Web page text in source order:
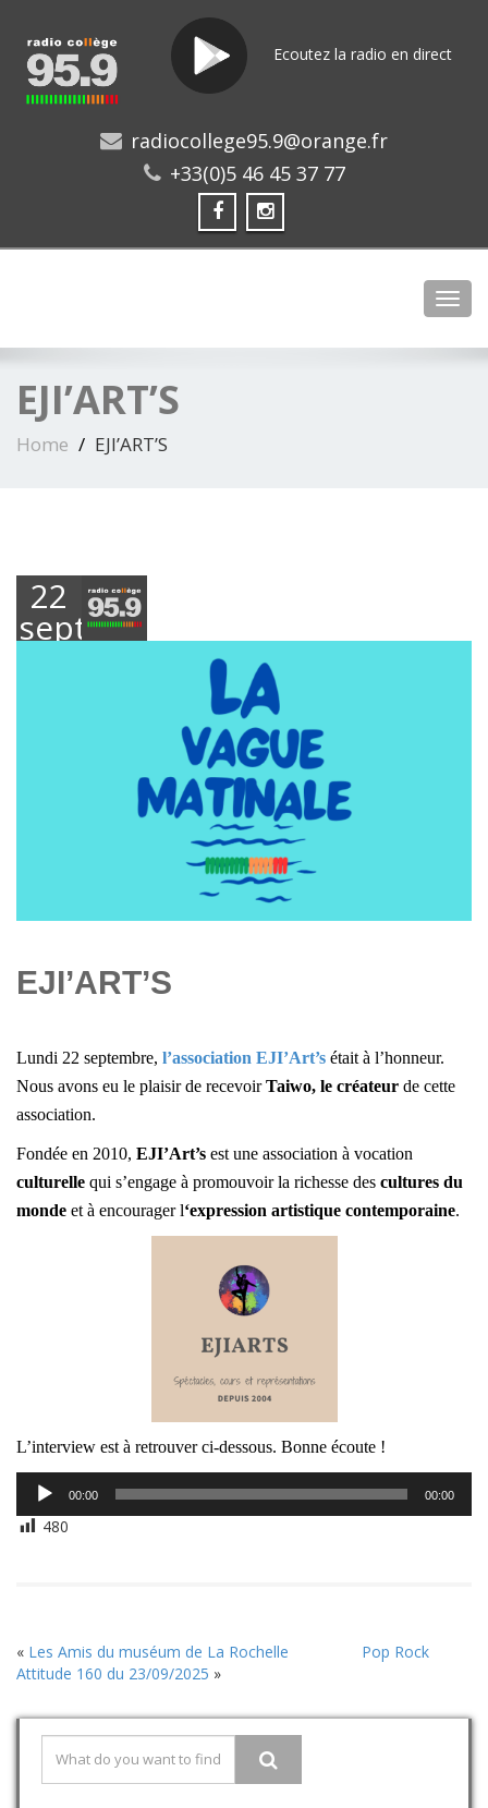
Ecoutez la radio en direct
radiocollege95.9@orange.fr
+33(0)5 46 45 37 77
EJI’ART’S
Home EJI’ART’S
22
septembre
EJI’ART’S
Lundi 22 septembre, l’association EJI’Art’s était à l’honneur.
Nous avons eu le plaisir de recevoirTaiwo, le créateur de cette
association.
Fondée en 2010, EJI’Art’s est une association à vocation
culturelle qui s’engage à promouvoir la richesse des cultures du
monde et à encourager l‘expression artistique contemporaine.
L’interview est à retrouver ci-dessous. Bonne écoute !
Lecteur
audio
00:00 00:00
480
« Les Amis du muséum de La Rochelle
Pop Rock
Attitude 160 du 23/09/2025 »